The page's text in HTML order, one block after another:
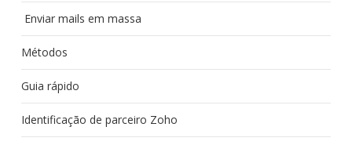
Enviar mails em massa
Métodos
Guia rápido
Identificação de parceiro Zoho